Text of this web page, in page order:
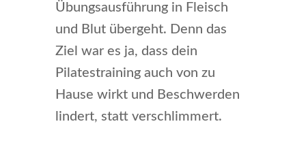
Übungsausführung in Fleisch
und Blut übergeht. Denn das
Ziel war es ja, dass dein
Pilatestraining auch von zu
Hause wirkt und Beschwerden
lindert, statt verschlimmert.